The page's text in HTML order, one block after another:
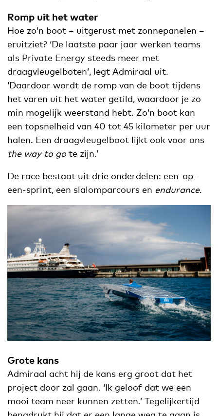
Romp uit het water
Hoe zo’n boot – uitgerust met zonnepanelen –
eruitziet? ‘De laatste paar jaar werken teams
als Private Energy steeds meer met
draagvleugelboten’, legt Admiraal uit.
‘Daardoor wordt de romp van de boot tijdens
het varen uit het water getild, waardoor je zo
min mogelijk weerstand hebt. Zo’n boot kan
een topsnelheid van 40 tot 45 kilometer per uur
halen. Een draagvleugelboot lijkt ook voor ons
the way to gote zijn.’
De race bestaat uit drie onderdelen: een-op-
een-sprint, een slalomparcours en endurance.
Grote kans
Admiraal acht hij de kans erg groot dat het
project door zal gaan. ‘Ik geloof dat we een
mooi team neer kunnen zetten.’ Tegelijkertijd